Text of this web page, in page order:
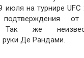
июля на турнире UFC
подтверждения
Так же
руки Де Рандами.